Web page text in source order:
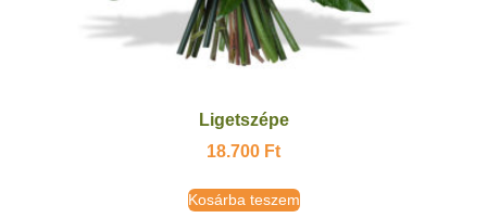
Ligetszépe
18.700 Ft
Kosárba teszem